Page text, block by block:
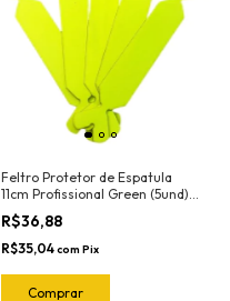
Feltro Protetor de Espatula
11cm Profissional Green (5und)
1018.G Joker
R$36,88
R$35,04com Pix